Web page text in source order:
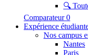
🔍
Comparateur 0
Expérience
Nos campus
Nantes
Paris